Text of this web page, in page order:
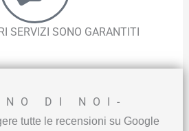
SERVIZI SONO GARANTITI
DI NOI-
tutte le recensioni su Google